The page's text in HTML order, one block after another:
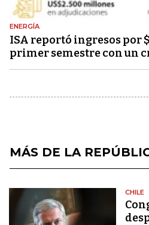
ENERGÍA
ISA reportó ingresos por
primer semestre con un
MÁS DE LA
CHILE